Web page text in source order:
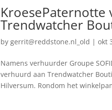
Trendwatcher
bygerrit@reddstone.nl_old |okt
Namens verhuurder Groupe
verhuurd aan Trendwatcher
Hilversum. Rondom het